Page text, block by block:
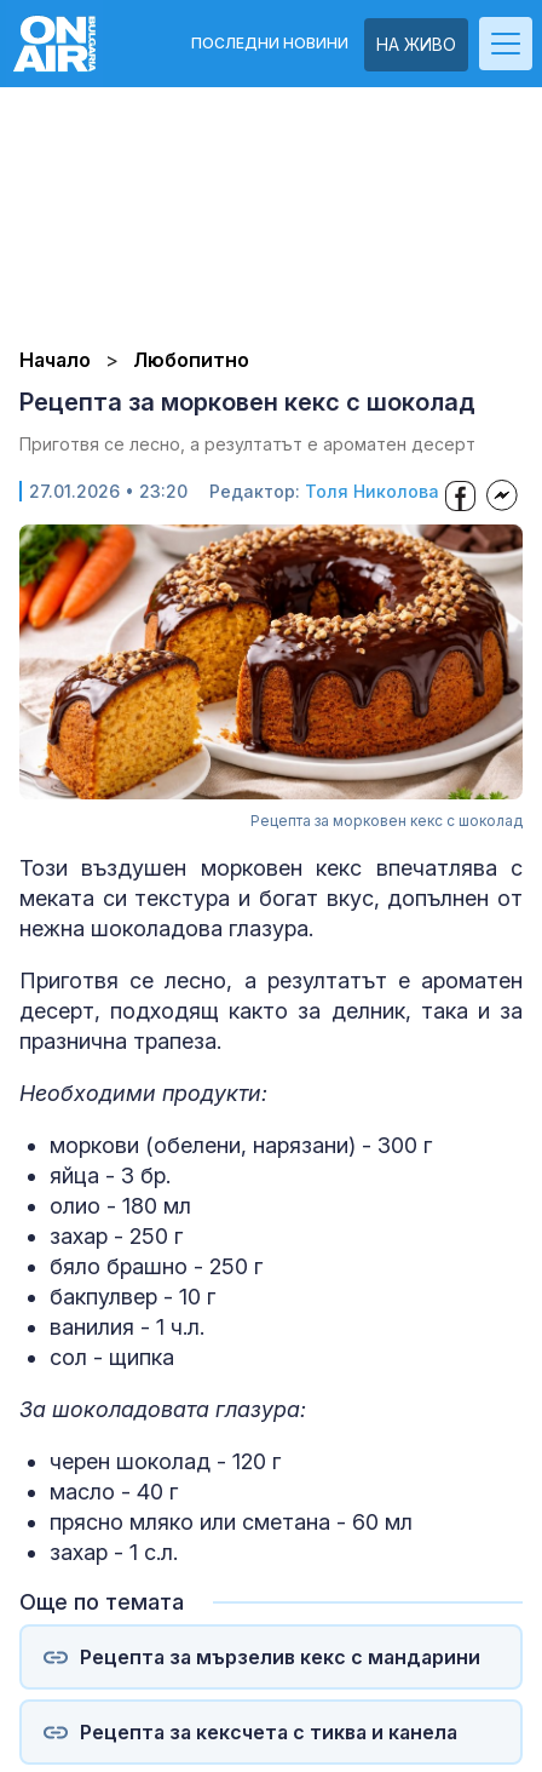
НА ЖИВО
ПОСЛЕДНИ НОВИНИ
Начало Любопитно
Рецепта за морковен кекс с шоколад
Приготвя се лесно, а резултатът е ароматен десерт
27.01.2026 • 23:20 Редактор: Толя Николова
Рецепта за морковен кекс с шоколад
Този въздушен морковен кекс впечатлява с
меката си текстура и богат вкус, допълнен от
нежна шоколадова глазура.
Приготвя се лесно, а резултатът е ароматен
десерт, подходящ както за делник, така и за
празнична трапеза.
Необходими продукти:
моркови (обелени, нарязани) - 300 г
яйца - 3 бр.
олио - 180 мл
захар - 250 г
бяло брашно - 250 г
бакпулвер - 10 г
ванилия - 1 ч.л.
сол - щипка
За шоколадовата глазура:
черен шоколад - 120 г
масло - 40 г
прясно мляко или сметана - 60 мл
захар - 1 с.л.
Още по темата
Рецепта за мързелив кекс с мандарини
Рецепта за кексчета с тиква и канела